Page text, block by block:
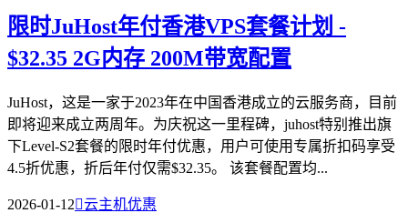
限时JuHost年付香港VPS套餐计划 -
$32.35 2G内存 200M带宽配置
JuHost，这是一家于2023年在中国香港成立的云服务商，目前
即将迎来成立两周年。为庆祝这一里程碑，juhost特别推出旗
下Level-S2套餐的限时年付优惠，用户可使用专属折扣码享受
4.5折优惠，折后年付仅需$32.35。 该套餐配置均...
2026-01-12云主机优惠